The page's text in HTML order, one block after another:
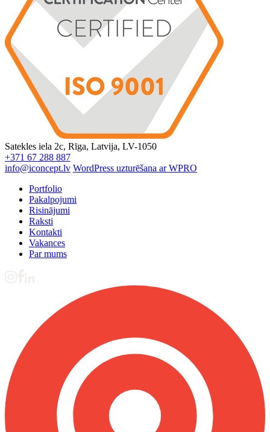
Satekles iela 2c, Rīga, Latvija, LV-1050
+371 67 288 887
info@iconcept.lv WordPress uzturēšana ar WPRO
Portfolio
Pakalpojumi
Risinājumi
Raksti
Kontakti
Vakances
Par mums